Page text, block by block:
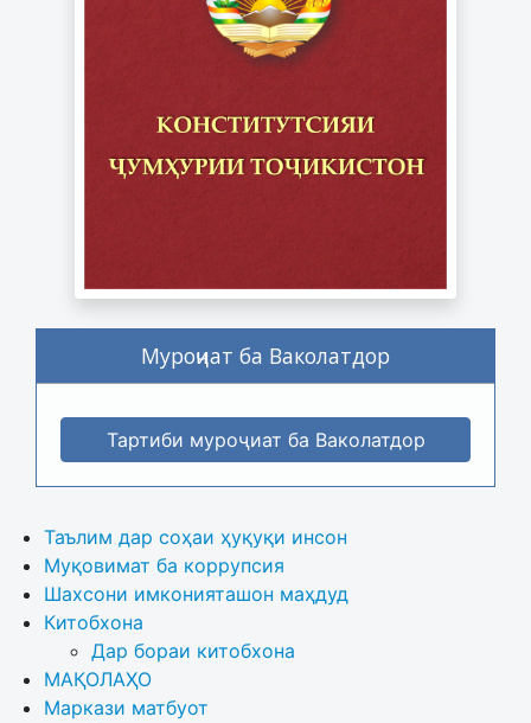
Муроҷиат ба Ваколатдор
Тартиби муроҷиат ба Ваколатдор
Таълим дар соҳаи ҳуқуқи инсон
Муқовимат ба коррупсия
Шахсони имконияташон маҳдуд
Китобхона
Дар бораи китобхона
МАҚОЛАҲО
Маркази матбуот